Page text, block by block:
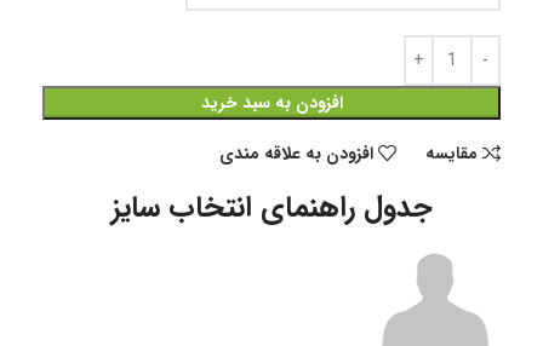
افزودن به سبد خرید
مقايسه
افزودن به علاقه مندی
جدول راهنمای انتخاب سایز